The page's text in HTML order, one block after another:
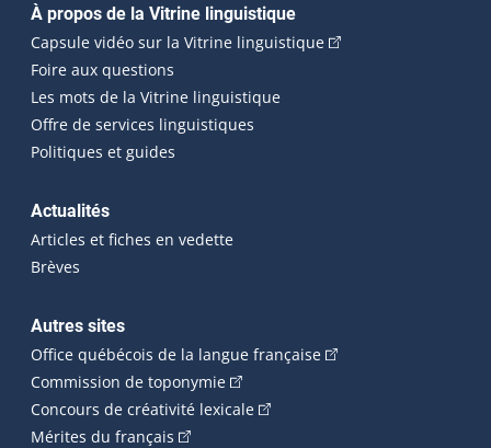
Navigation principale
À propos de la Vitrine linguistique
Capsule vidéo sur la Vitrine linguistique(Cet hyperlien
Foire aux questions
Les mots de la Vitrine linguistique
Offre de services linguistiques
Politiques et guides
Actualités
Articles et fiches en vedette
Brèves
Autres sites
Office québécois de la langue française(Cet hyperlien
Commission de toponymie(Cet hyperlien externe s'ouvrira
Concours de créativité lexicale(Cet hyperlien externe
Mérites du français (Cet hyperlien externe s'ouvrira dans une